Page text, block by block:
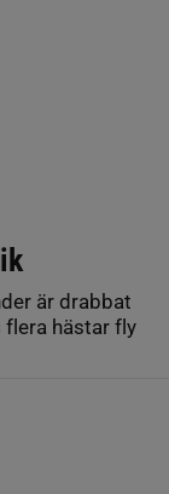
är drabbat
flera hästar fly